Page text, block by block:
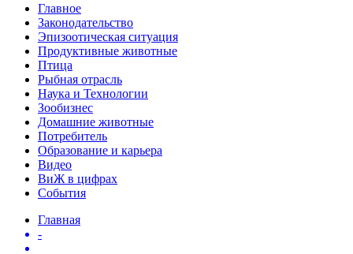
Главное
Законодательство
Эпизоотическая ситуация
Продуктивные животные
Птица
Рыбная отрасль
Наука и Технологии
Зообизнес
Домашние животные
Потребитель
Образование и карьера
Видео
ВиЖ в цифрах
События
Главная
-